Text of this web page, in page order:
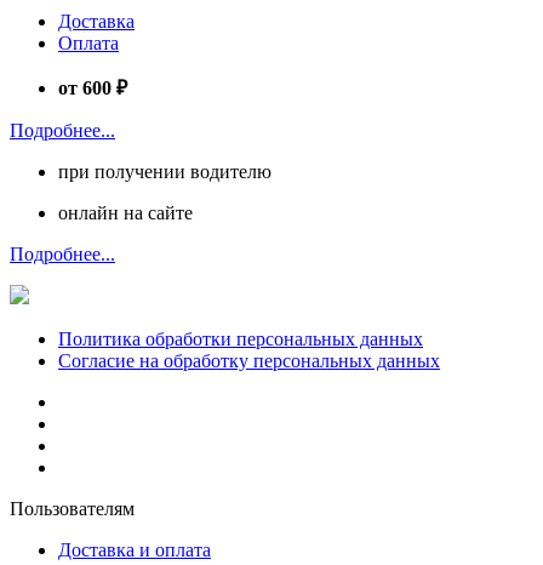
Доставка
Оплата
от 600 ₽
Подробнее...
при получении водителю
онлайн на сайте
Подробнее...
Политика обработки персональных данных
Согласие на обработку персональных данных
Пользователям
Доставка и оплата